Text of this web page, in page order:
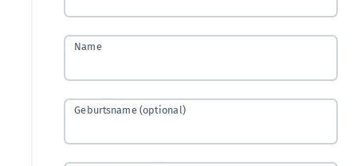
Name
Geburtsname (optional)